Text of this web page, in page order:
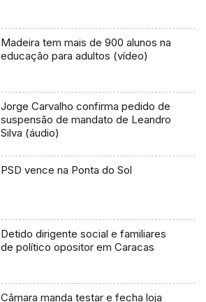
Madeira tem mais de 900 alunos na
educação para adultos (vídeo)
Jorge Carvalho confirma pedido de
suspensão de mandato de Leandro
Silva (áudio)
PSD vence na Ponta do Sol
Detido dirigente social e familiares
de político opositor em Caracas
Câmara manda testar e fecha loja